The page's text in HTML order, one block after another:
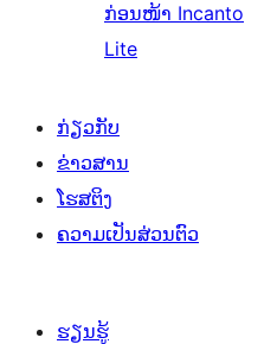
ກ່ອນໜ້າ Incanto
Lite
ກ່ຽວກັບ
ຂ່າວສານ
ໂຮສຕິງ
ຄວາມເປັນສ່ວນຕົວ
ຮຽນຮູ້